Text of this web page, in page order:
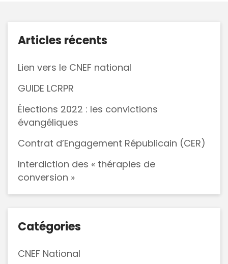
Articles récents
Lien vers le CNEF national
GUIDE LCRPR
Élections 2022 : les convictions
évangéliques
Contrat d’Engagement Républicain (CER)
Interdiction des « thérapies de
conversion »
Catégories
CNEF National